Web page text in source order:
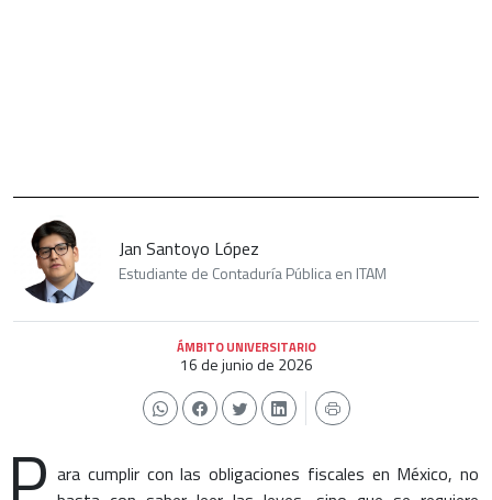
Jan Santoyo López
Estudiante de Contaduría Pública en ITAM
ÁMBITO UNIVERSITARIO
16 de junio de 2026
ara cumplir con las obligaciones fiscales en México, no